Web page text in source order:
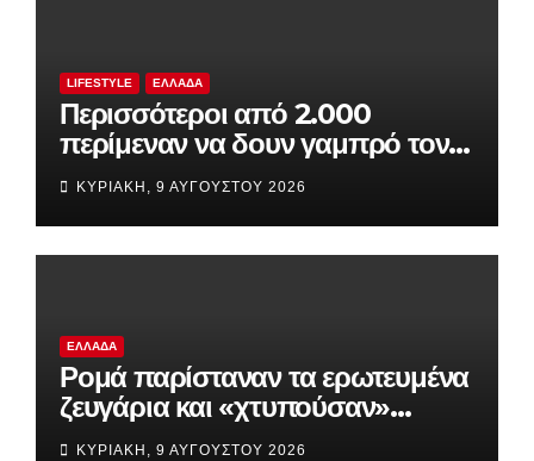
LIFESTYLE ΕΛΛΆΔΑ
Περισσότεροι από 2.000
περίμεναν να δουν γαμπρό τον
Ρονάλντο, αλλά αυτός ήταν
άφαντος!
ΚΥΡΙΑΚΉ, 9 ΑΥΓΟΎΣΤΟΥ 2026
ΕΛΛΆΔΑ
Ρομά παρίσταναν τα ερωτευμένα
ζευγάρια και «χτυπούσαν»
σπίτια και επιχειρήσεις
ΚΥΡΙΑΚΉ, 9 ΑΥΓΟΎΣΤΟΥ 2026